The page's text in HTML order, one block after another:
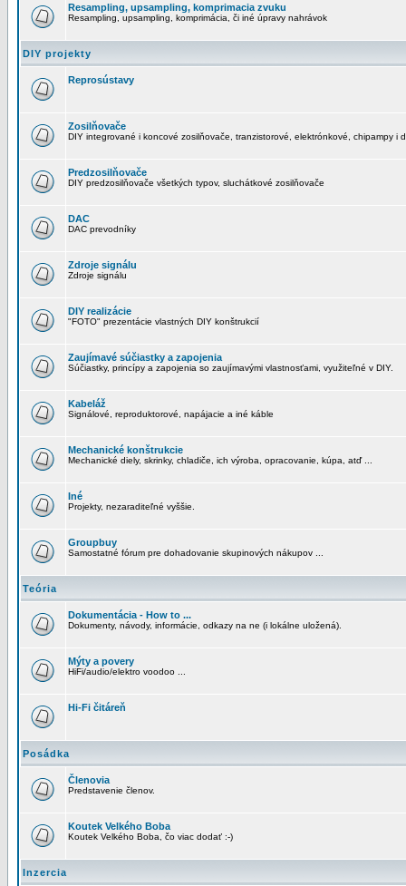
Resampling, upsampling, komprimacia zvuku
Resampling, upsampling, komprimácia, či iné úpravy nahrávok
DIY projekty
Reprosústavy
Zosilňovače
DIY integrované i koncové zosilňovače, tranzistorové, elektrónkové, chipampy i
Predzosilňovače
DIY predzosilňovače všetkých typov, sluchátkové zosilňovače
DAC
DAC prevodníky
Zdroje signálu
Zdroje signálu
DIY realizácie
"FOTO" prezentácie vlastných DIY konštrukcií
Zaujímavé súčiastky a zapojenia
Súčiastky, princípy a zapojenia so zaujímavými vlastnosťami, využiteľné v DIY.
Kabeláž
Signálové, reproduktorové, napájacie a iné káble
Mechanické konštrukcie
Mechanické diely, skrinky, chladiče, ich výroba, opracovanie, kúpa, atď ...
Iné
Projekty, nezaraditeľné vyššie.
Groupbuy
Samostatné fórum pre dohadovanie skupinových nákupov ...
Teória
Dokumentácia - How to ...
Dokumenty, návody, informácie, odkazy na ne (i lokálne uložená).
Mýty a povery
HiFi/audio/elektro voodoo ...
Hi-Fi čitáreň
Posádka
Členovia
Predstavenie členov.
Koutek Velkého Boba
Koutek Velkého Boba, čo viac dodať :-)
Inzercia